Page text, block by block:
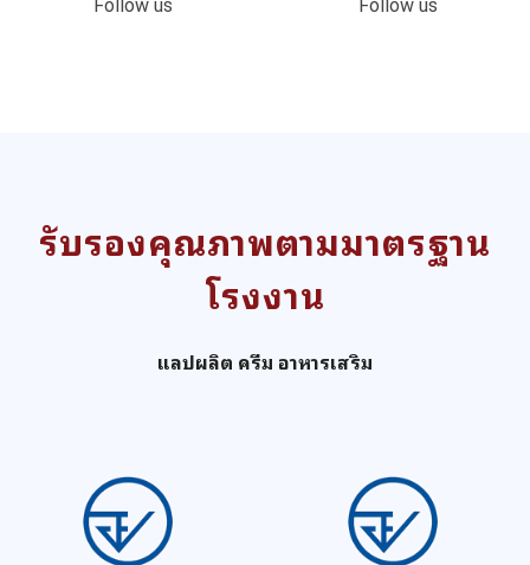
Follow us Follow us
รับรองคุณภาพตามมาตรฐาน
โรงงาน
แลปผลิต ครีม อาหารเสริม